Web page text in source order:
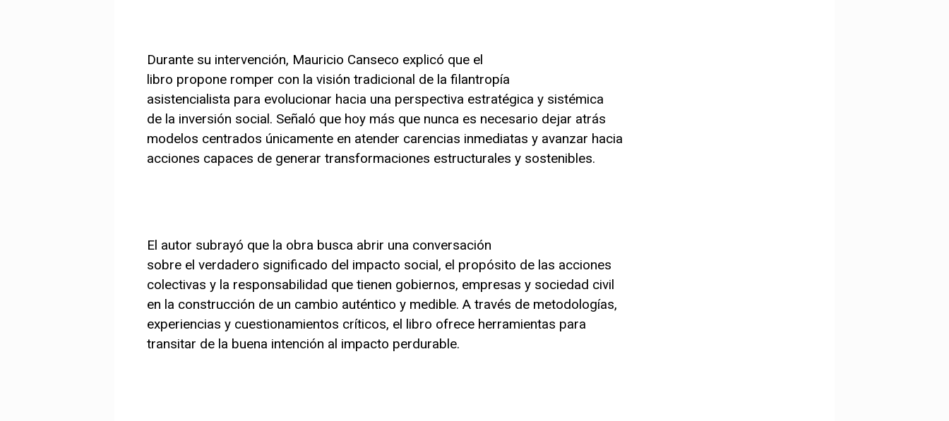
Durante su intervención, Mauricio Canseco explicó que el
libro propone romper con la visión tradicional de la filantropía
asistencialista para evolucionar hacia una perspectiva estratégica y sistémica
de la inversión social. Señaló que hoy más que nunca es necesario dejar atrás
modelos centrados únicamente en atender carencias inmediatas y avanzar hacia
acciones capaces de generar transformaciones estructurales y sostenibles.
El autor subrayó que la obra busca abrir una conversación
sobre el verdadero significado del impacto social, el propósito de las acciones
colectivas y la responsabilidad que tienen gobiernos, empresas y sociedad civil
en la construcción de un cambio auténtico y medible. A través de metodologías,
experiencias y cuestionamientos críticos, el libro ofrece herramientas para
transitar de la buena intención al impacto perdurable.